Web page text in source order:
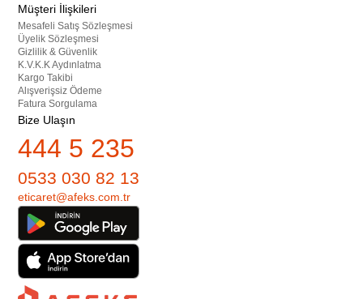
Müşteri İlişkileri
Mesafeli Satış Sözleşmesi
Üyelik Sözleşmesi
Gizlilik & Güvenlik
K.V.K.K Aydınlatma
Kargo Takibi
Alışverişsiz Ödeme
Fatura Sorgulama
Bize Ulaşın
444 5 235
0533 030 82 13
eticaret@afeks.com.tr